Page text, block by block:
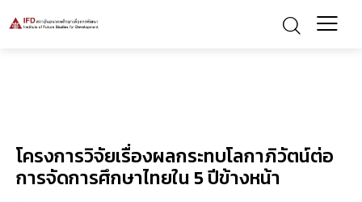
โครงการวิจัยเรื่องผลกระทบโลกาภิวัตน์ต่อ
การจัดการศึกษาไทยใน 5 ปีข้างหน้า